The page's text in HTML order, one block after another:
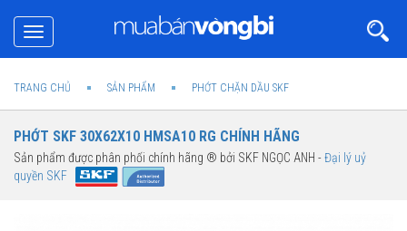
Toggle
navigation
TRANG CHỦ SẢN PHẨM PHỚT CHẶN DẦU SKF
PHỚT SKF 30X62X10 HMSA10 RG CHÍNH HÃNG
Sản phẩm được phân phối chính hãng ® bởi SKF NGỌC ANH -Đại lý uỷ
quyền SKF